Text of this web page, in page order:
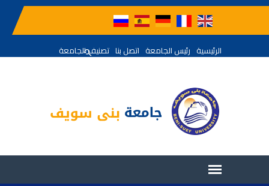
الرئيسية رئيس الجامعة اتصل بنا تصنيف الجامعة